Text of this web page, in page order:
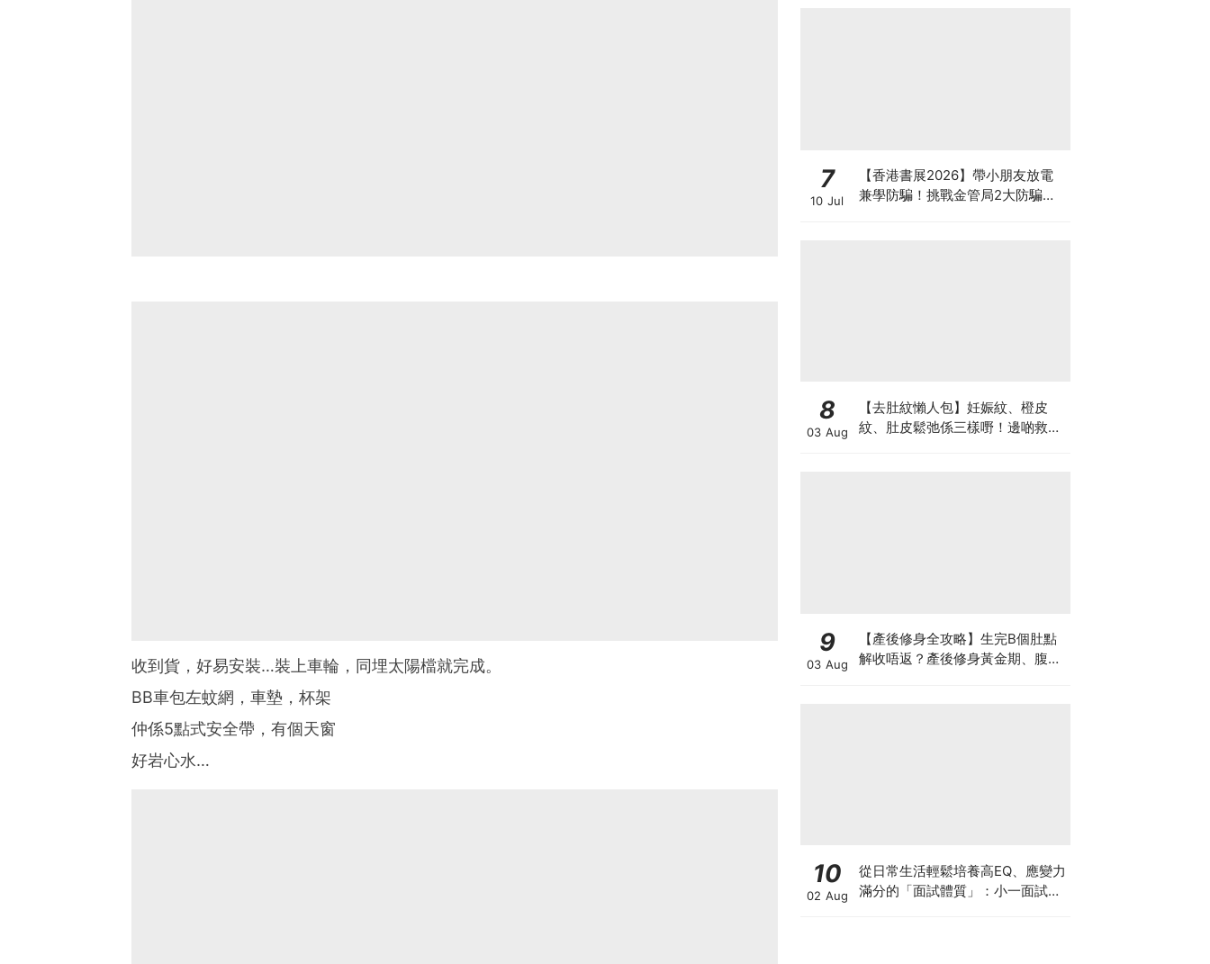
收到貨，好易安裝…裝上車輪，同埋太陽檔就完成。
BB車包左蚊網，車墊，杯架
仲係5點式安全帶，有個天窗
好岩心水…
7
10 Jul
【香港書展2026】帶小朋友放電
兼學防騙！挑戰金管局2大防騙遊
8
03 Aug
【去肚紋懶人包】妊娠紋、橙皮
紋、肚皮鬆弛係三樣嘢！邊啲救得
9
03 Aug
【產後修身全攻略】生完B個肚點
解收唔返？產後修身黃金期、腹直
10
02 Aug
從日常生活輕鬆培養高EQ、應變力
滿分的「面試體質」：小一面試最